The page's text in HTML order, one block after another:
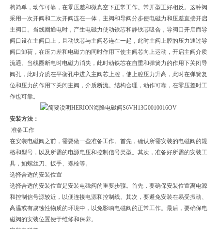
构简单，动作可靠，在零压差和微真空下正常工作。常开型正好相反。这种阀
采用一次开阀和二次开阀连在一体，主阀和导阀分步使电磁力和压差直接开启
主阀口。当线圈通电时，产生电磁力使动铁芯和静铁芯吸合，导阀口开启而导
阀口设在主阀口上，且动铁芯与主阀芯连在一起，此时主阀上腔的压力通过导
阀口卸荷，在压力差和电磁力的同时作用下使主阀芯向上运动，开启主阀介质
流通。当线圈断电时电磁力消失，此时动铁芯在自重和弹簧力的作用下关闭导
阀孔，此时介质在平衡孔中进入主阀芯上腔，使上腔压力升高，此时在弹簧复
位和压力的作用下关闭主阀，介质断流。结构合理，动作可靠，在零压差时工
作也可靠。
安装方法：
准备工作
在安装电磁阀之前，需要做一些准备工作。首先，确认所需安装的电磁阀的规
格和型号，以及所需的电源电压和控制信号类型。其次，准备好所需的安装工
具，如螺丝刀、扳手、螺栓等。
选择合适的安装位置
选择合适的安装位置是安装电磁阀的重要步骤。首先，要确保安装位置离电源
和控制信号源较近，以便连接电源和控制线。其次，要避免安装在易受振动、
高温或有腐蚀性物质的环境中，以免影响电磁阀的正常工作。最后，要确保电
磁阀的安装位置便于维修和保养。